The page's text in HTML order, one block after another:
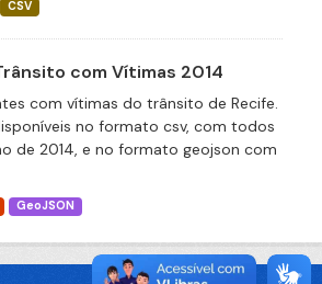
CSV
com Vítimas 2014
com vítimas do trânsito de Recife.
no formato csv, com todos
de 2014, e no formato geojson com
GeoJSON